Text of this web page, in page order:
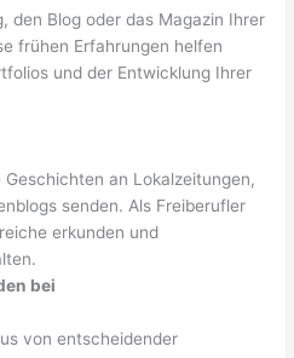
den Blog oder das Magazin Ihrer
frühen Erfahrungen helfen
und der Entwicklung Ihrer
an Lokalzeitungen,
senden. Als Freiberufler
erkunden und
bei
von entscheidender